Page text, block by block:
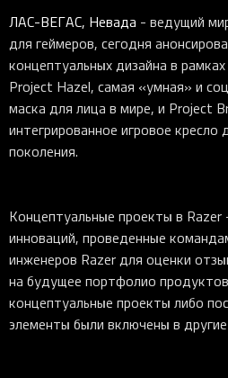
ЛАС-ВЕГАС, Невада - ведущий
для геймеров, сегодня
концептуальных дизайна в
Project Hazel, самая «умная» и
маска для лица в мире, и Project
интегрированное игровое кресло
поколения.
Концептуальные проекты в
инноваций, проведенные
инженеров Razer для оценки
на будущее портфолио
концептуальные проекты либо
элементы были включены в